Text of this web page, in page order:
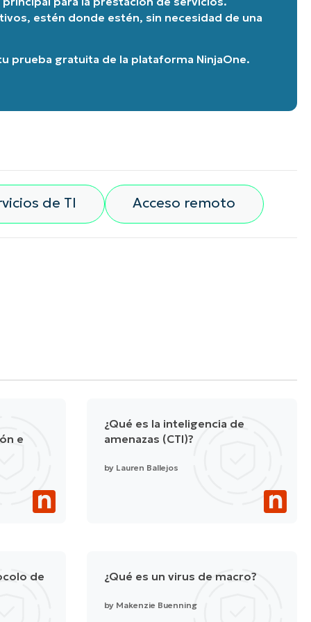
estén donde estén, sin necesidad de una
prueba gratuita de la plataforma NinjaOne.
de TI Acceso remoto
e
¿Qué es la inteligencia de
amenazas (CTI)?
by Lauren Ballejos
de ¿Qué es un virus de macro?
by Makenzie Buenning